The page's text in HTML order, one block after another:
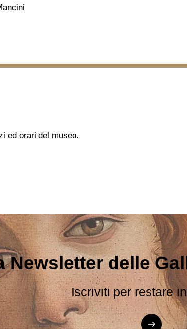
ed orari del museo.
Newsletter delle
Iscriviti per restare